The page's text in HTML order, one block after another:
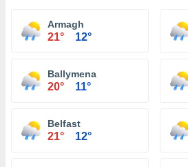
Armagh
21° 12°
Ballymena
20° 11°
Belfast
21° 12°